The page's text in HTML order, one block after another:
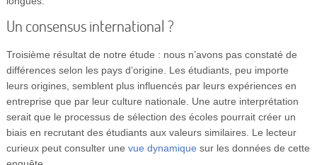
Un consensus international ?
Troisième résultat de notre étude : nous n’avons pas constaté de
différences selon les pays d’origine. Les étudiants, peu importe
leurs origines, semblent plus influencés par leurs expériences en
entreprise que par leur culture nationale. Une autre interprétation
serait que le processus de sélection des écoles pourrait créer un
biais en recrutant des étudiants aux valeurs similaires. Le lecteur
curieux peut consulter une vue dynamique sur les données de cette